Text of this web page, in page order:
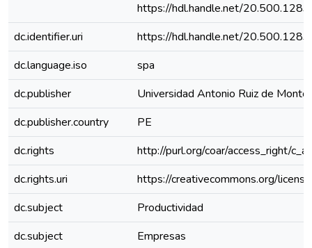
https://hdl.handle.net/
dc.identifier.uri
https://hdl.handle.net/
dc.language.iso
spa
dc.publisher
Universidad Antonio Ruiz de
dc.publisher.country
PE
dc.rights
http://purl.org/coar/access_right/
dc.rights.uri
https://creativecommons.org/
dc.subject
Productividad
dc.subject
Empresas